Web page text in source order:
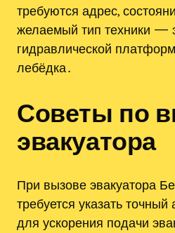
требуются адрес,
желаемый тип техники —
гидравлической
лебёдка․
Советы по
эвакуатора
При вызове эвакуатора
требуется указать
для ускорения подачи